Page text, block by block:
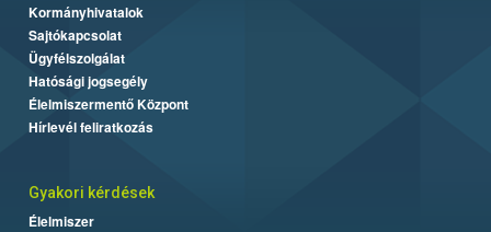
Kormányhivatalok
Sajtókapcsolat
Ügyfélszolgálat
Hatósági jogsegély
Élelmiszermentő Központ
Hírlevél feliratkozás
Gyakori kérdések
Élelmiszer